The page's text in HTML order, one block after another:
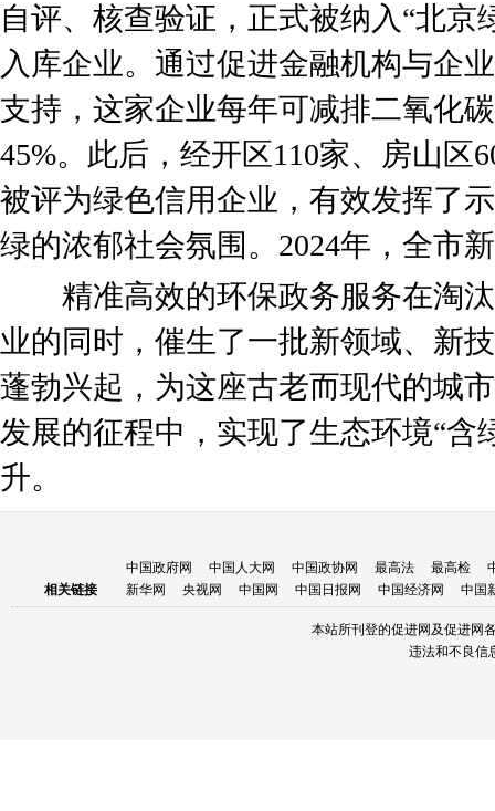
自评、核查验证，正式被纳入“北京
入库企业。通过促进金融机构与企
支持，这家企业每年可减排二氧化
45%。此后，经开区110家、房山区
被评为绿色信用企业，有效发挥了
绿的浓郁社会氛围。2024年，全市
精准高效的环保政务服务在淘汰
业的同时，催生了一批新领域、新
蓬勃兴起，为这座古老而现代的城
发展的征程中，实现了生态环境“含
升。
相关链接
中国政府网 中国人大网 中国政协网 最高法 最高检
新华网
央视网 中国网 中国日报网 中国经济网 中国
本站所刊登的促进网及促进网
违法和不良信